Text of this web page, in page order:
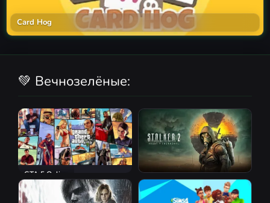
Card Hog
💚 Вечнозелёные:
GTA 5 Online
S.T.A.L.K.E.R. 2: Heart of
Chornobyl